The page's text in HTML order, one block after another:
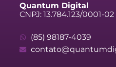
Quantum Digital
CNPJ: 13.784.123/0001-02
(85) 98187-4039